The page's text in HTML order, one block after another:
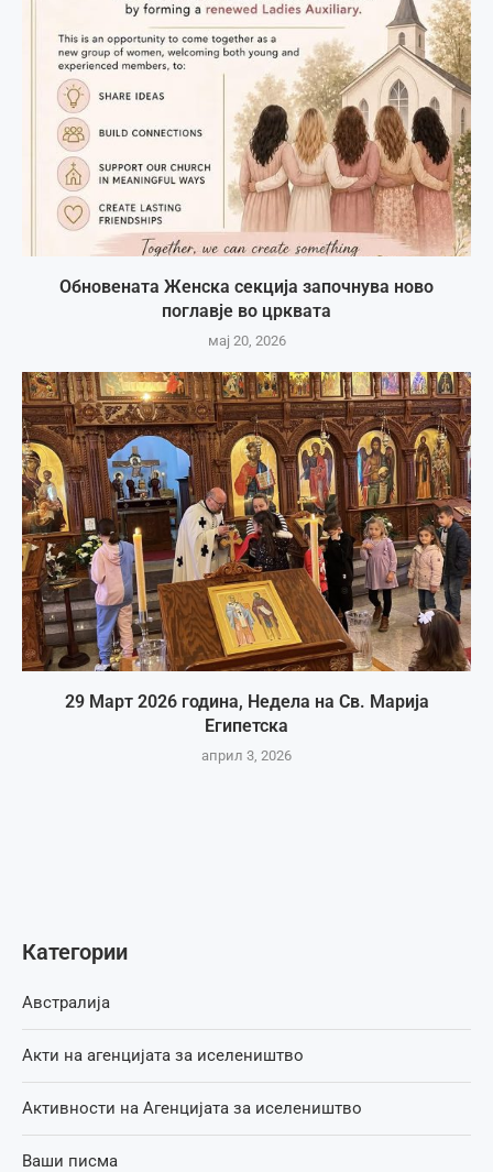
Обновената Женска секција започнува ново
поглавје во црквата
мај 20, 2026
29 Март 2026 година, Недела на Св. Марија
Египетска
април 3, 2026
Категории
Австралија
Акти на агенцијата за иселеништво
Активности на Агенцијата за иселеништво
Ваши писма